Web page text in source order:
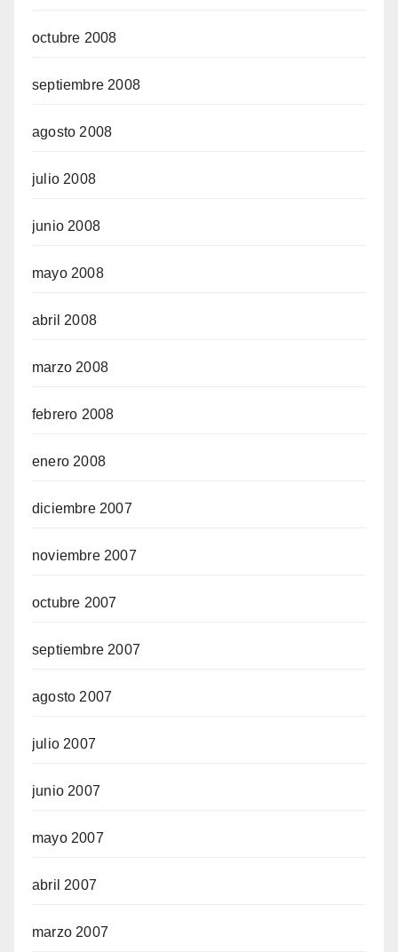
octubre 2008
septiembre 2008
agosto 2008
julio 2008
junio 2008
mayo 2008
abril 2008
marzo 2008
febrero 2008
enero 2008
diciembre 2007
noviembre 2007
octubre 2007
septiembre 2007
agosto 2007
julio 2007
junio 2007
mayo 2007
abril 2007
marzo 2007